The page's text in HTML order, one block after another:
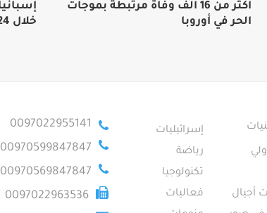
أكثر من 16 ألف وفاة مرتبطة بموجات
الحر في أوروبا
خلال 24 ساعة
إسرائيليات
رياضة
تكنولوجيا
أجيال
فعاليات
0097022955141
00970599847847
00970569847847
0097022963536